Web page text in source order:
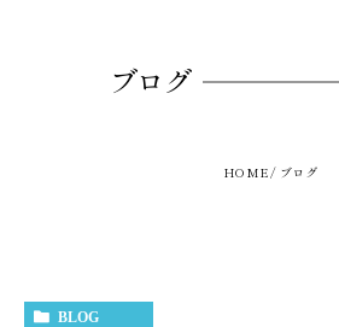
ブログ
HOME ブログ
BLOG